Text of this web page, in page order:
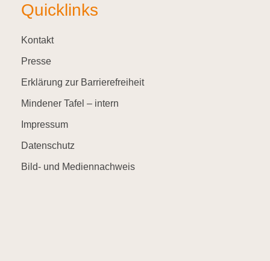
Quicklinks
Kontakt
Presse
Erklärung zur Barrierefreiheit
Mindener Tafel – intern
Impressum
Datenschutz
Bild- und Mediennachweis